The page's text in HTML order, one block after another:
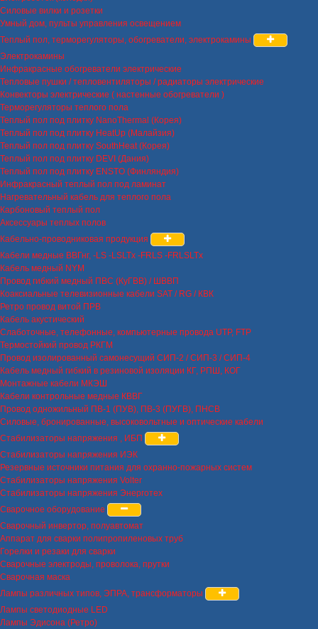
Силовые вилки и розетки
Умный дом, пульты управления освещением
Теплый пол, терморегуляторы, обогреватели, электрокамины
Электрокамины
Инфракрасные обогреватели электрические
Тепловые пушки / тепловентиляторы / радиаторы электрические
Конвекторы электрические ( настенные обогреватели )
Терморегуляторы теплого пола
Теплый пол под плитку NanoThermal (Корея)
Теплый пол под плитку HeatUp (Малайзия)
Теплый пол под плитку SouthHeat (Корея)
Теплый пол под плитку DEVI (Дания)
Теплый пол под плитку ENSTO (Финляндия)
Инфракрасный теплый пол под ламинат
Нагревательный кабель для теплого пола
Карбоновый теплый пол
Аксессуары теплых полов
Кабельно-проводниковая продукция
Кабели медные ВВГнг, -LS -LSLTx -FRLS -FRLSLTx
Кабель медный NYM
Провод гибкий медный ПВС (КуГВВ) / ШВВП
Коаксиальные телевизионные кабели SAT / RG / КВК
Ретро провод витой ПРВ
Кабель акустический
Слаботочные, телефонные, компьютерные провода UTP, FTP
Термостойкий провод РКГМ
Провод изолированный самонесущий СИП-2 / СИП-3 / СИП-4
Кабель медный гибкий в резиновой изоляции КГ, РПШ, КОГ
Монтажные кабели МКЭШ
Кабели контрольные медные КВВГ
Провод одножильный ПВ-1 (ПУВ), ПВ-3 (ПУГВ), ПНСВ
Силовые, бронированные, высоковольтные и оптические кабели
Стабилизаторы напряжения , ИБП
Стабилизаторы напряжения ИЭК
Резервные источники питания для охранно-пожарных систем
Стабилизаторы напряжения Volter
Стабилизаторы напряжения Энерготех
Сварочное оборудование
Сварочный инвертор, полуавтомат
Аппарат для сварки полипропиленовых труб
Горелки и резаки для сварки
Сварочные электроды, проволока, прутки
Сварочная маска
Лампы различных типов, ЭПРА, трансформаторы
Лампы светодиодные LED
Лампы Эдисона (Ретро)